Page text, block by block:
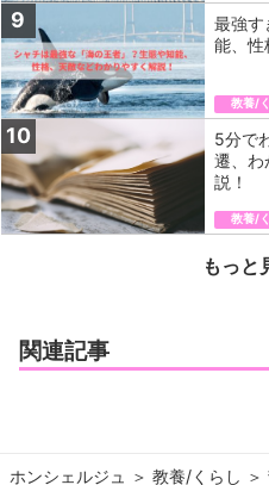
9
最強す
能、性
教養/
10
5分で
遷、わ
説！
教養/
もっと
関連記事
ホンシェルジュ ＞ 教養/くらし ＞